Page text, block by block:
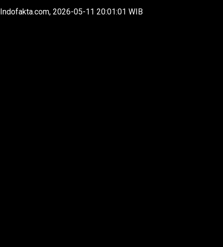
Indofakta.com, 2026-05-11 20:01:01 WIB